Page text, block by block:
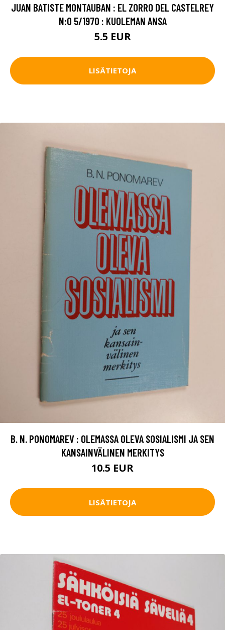
JUAN BATISTE MONTAUBAN : EL ZORRO DEL CASTELREY
N:O 5/1970 : KUOLEMAN ANSA
5.5 EUR
LISÄTIETOJA
B. N. PONOMAREV : OLEMASSA OLEVA SOSIALISMI JA SEN
KANSAINVÄLINEN MERKITYS
10.5 EUR
LISÄTIETOJA